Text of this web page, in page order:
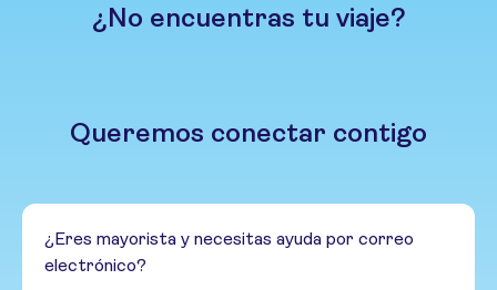
¿No encuentras tu viaje?
Queremos conectar contigo
¿Eres mayorista y necesitas ayuda por correo
electrónico?